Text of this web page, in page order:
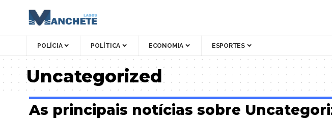
POLÍCIA POLÍTICA ECONOMIA ESPORTES
Uncategorized
As principais notícias sobre